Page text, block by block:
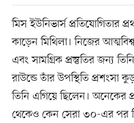
মিস ইউনিভার্স প্রতিযোগিতার
কাড়েন মিথিলা। নিজের
এবং সামগ্রিক প্রস্তুতির জন্য
রাউন্ডে তাঁর উপস্থিতি প্রশংসা
তিনি এগিয়ে ছিলেন। অনেকের
থেকেও কেন সেরা ৩০-এর পর